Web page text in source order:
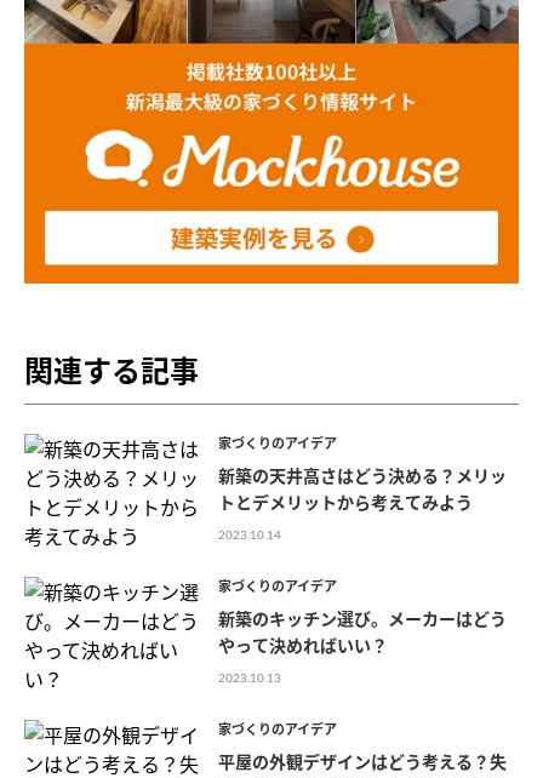
関連する記事
家づくりのアイデア
新築の天井高さはどう決める？メリッ
トとデメリットから考えてみよう
2023.10.14
家づくりのアイデア
新築のキッチン選び。メーカーはどう
やって決めればいい？
2023.10.13
家づくりのアイデア
平屋の外観デザインはどう考える？失